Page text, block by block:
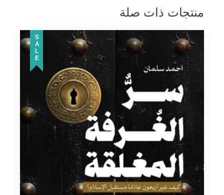
منتجات ذات صلة
SALE